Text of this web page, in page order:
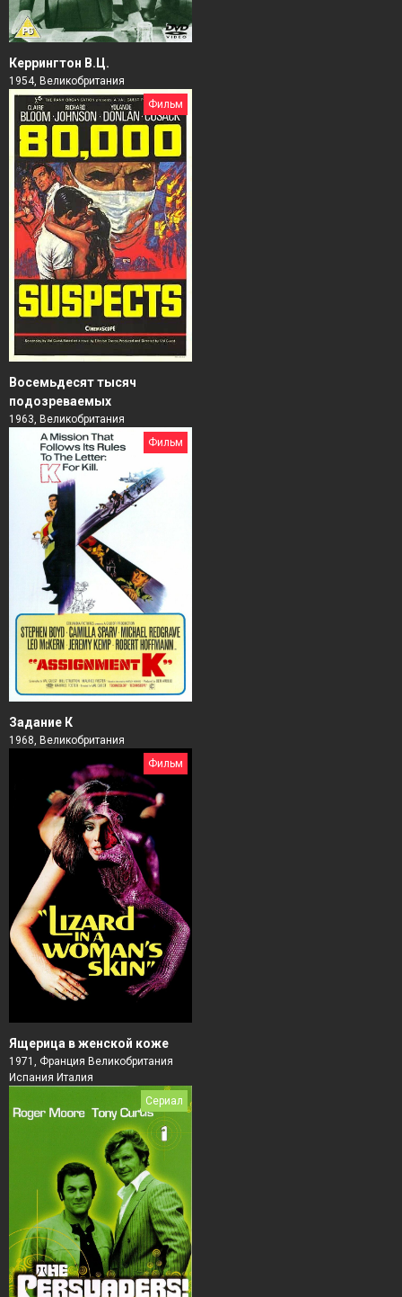
Керрингтон В.Ц.
1954, Великобритания
Фильм
Восемьдесят тысяч
подозреваемых
1963, Великобритания
Фильм
Задание К
1968, Великобритания
Фильм
Ящерица в женской коже
1971, Франция Великобритания
Испания Италия
Сериал